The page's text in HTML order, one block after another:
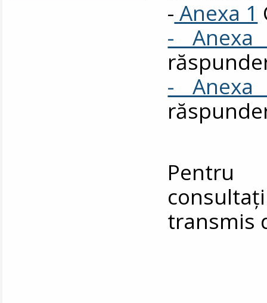
- Anexa 1
-
-
transmis